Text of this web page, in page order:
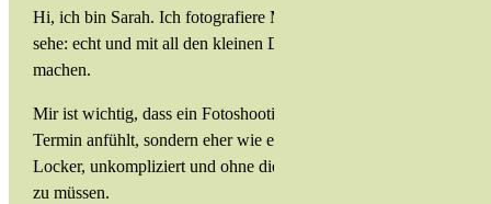
Hi, ich bin Sarah. Ich fotografiere Menschen so, wie ich sie
sehe: echt und mit all den kleinen Dingen, die sie besonders
machen.
Mir ist wichtig, dass ein Fotoshooting sich nicht wie ein
Termin anfühlt, sondern eher wie eine gute gemeinsame Zeit.
Locker, unkompliziert und ohne dieses Gefühl, perfekt sein
zu müssen.